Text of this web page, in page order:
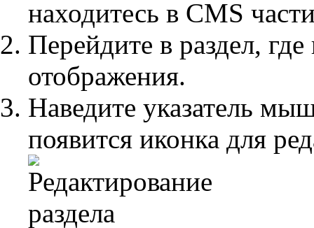
находитесь в CMS
Перейдите в раздел,
отображения.
Наведите указатель
появится иконка для